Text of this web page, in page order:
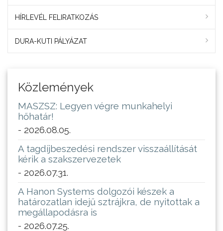
HÍRLEVÉL FELIRATKOZÁS
DURA-KUTI PÁLYÁZAT
Közlemények
MASZSZ: Legyen végre munkahelyi
hőhatár!
- 2026.08.05.
A tagdíjbeszedési rendszer visszaállítását
kérik a szakszervezetek
- 2026.07.31.
A Hanon Systems dolgozói készek a
határozatlan idejű sztrájkra, de nyitottak a
megállapodásra is
- 2026.07.25.